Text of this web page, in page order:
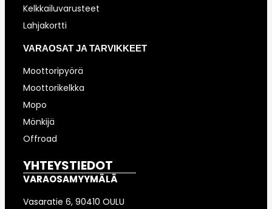
Kelkkailuvarusteet
Lahjakortti
VARAOSAT JA TARVIKKEET
Moottoripyörä
Moottorikelkka
Mopo
Mönkijä
Offroad
YHTEYSTIEDOT
VARAOSAMYYMÄLÄ
Vasaratie 6, 90410 OULU